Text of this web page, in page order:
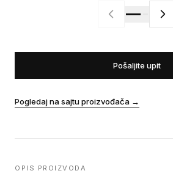
Pošaljite upit
Pogledaj na sajtu proizvođača →
OPIS PROIZVODA